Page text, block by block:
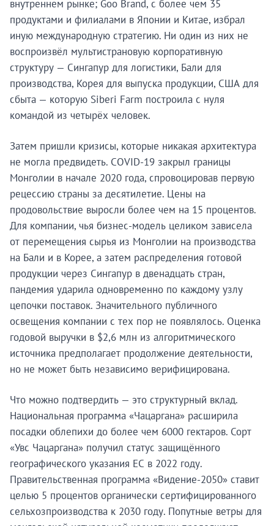
внутреннем рынке; Goo Brand, с более чем 35
продуктами и филиалами в Японии и Китае, избрал
иную международную стратегию. Ни один из них не
воспроизвёл мультистрановую корпоративную
структуру — Сингапур для логистики, Бали для
производства, Корея для выпуска продукции, США для
сбыта — которую Siberi Farm построила с нуля
командой из четырёх человек.
Затем пришли кризисы, которые никакая архитектура
не могла предвидеть. COVID-19 закрыл границы
Монголии в начале 2020 года, спровоцировав первую
рецессию страны за десятилетие. Цены на
продовольствие выросли более чем на 15 процентов.
Для компании, чья бизнес-модель целиком зависела
от перемещения сырья из Монголии на производства
на Бали и в Корее, а затем распределения готовой
продукции через Сингапур в двенадцать стран,
пандемия ударила одновременно по каждому узлу
цепочки поставок. Значительного публичного
освещения компании с тех пор не появлялось. Оценка
годовой выручки в $2,6 млн из алгоритмического
источника предполагает продолжение деятельности,
но не может быть независимо верифицирована.
Что можно подтвердить — это структурный вклад.
Национальная программа «Чацаргана» расширила
посадки облепихи до более чем 6000 гектаров. Сорт
«Увс Чацаргана» получил статус защищённого
географического указания ЕС в 2022 году.
Правительственная программа «Видение-2050» ставит
целью 5 процентов органически сертифицированного
сельхозпроизводства к 2030 году. Попутные ветры для